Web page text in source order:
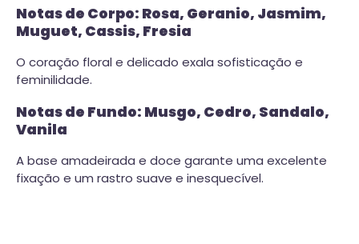
Notas de Corpo: Rosa, Geranio, Jasmim,
Muguet, Cassis, Fresia
O coração floral e delicado exala sofisticação e
feminilidade.
Notas de Fundo: Musgo, Cedro, Sandalo,
Vanila
A base amadeirada e doce garante uma excelente
fixação e um rastro suave e inesquecível.